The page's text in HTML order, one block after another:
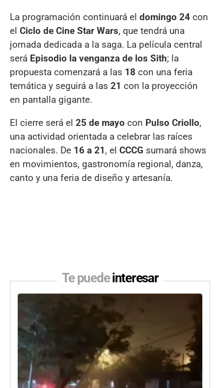
La programación continuará el domingo 24 con
el Ciclo de Cine Star Wars, que tendrá una
jornada dedicada a la saga. La película central
será Episodio la venganza de los Sith; la
propuesta comenzará a las 18 con una feria
temática y seguirá a las 21 con la proyección
en pantalla gigante.
El cierre será el 25 de mayo con Pulso Criollo,
una actividad orientada a celebrar las raíces
nacionales. De 16 a 21, el CCCG sumará shows
en movimientos, gastronomía regional, danza,
canto y una feria de diseño y artesanía.
Te puedeinteresar